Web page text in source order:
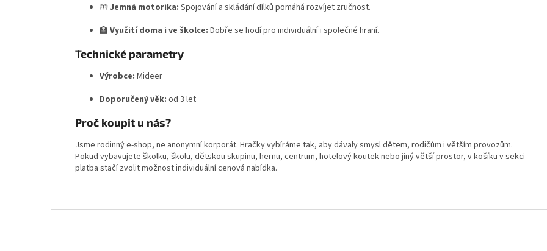
🤲 Jemná motorika: Spojování a skládání dílků pomáhá rozvíjet zručnost.
🏫 Využití doma i ve školce: Dobře se hodí pro individuální i společné hraní.
Technické parametry
Výrobce: Mideer
Doporučený věk: od 3 let
Proč koupit u nás?
Jsme rodinný e-shop, ne anonymní korporát. Hračky vybíráme tak, aby dávaly smysl dětem, rodičům i větším provozům.
Pokud vybavujete školku, školu, dětskou skupinu, hernu, centrum, hotelový koutek nebo jiný větší prostor, v košíku v sekci
platba stačí zvolit možnost individuální cenová nabídka.